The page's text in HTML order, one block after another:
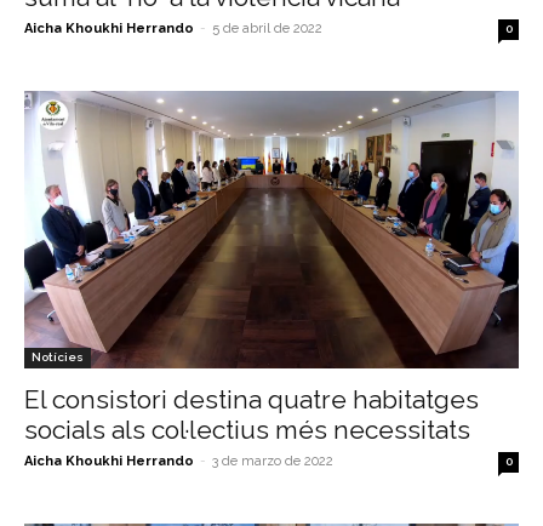
Aicha Khoukhi Herrando - 5 de abril de 2022 0
Notícies
El consistori destina quatre habitatges
socials als col·lectius més necessitats
Aicha Khoukhi Herrando - 3 de marzo de 2022 0